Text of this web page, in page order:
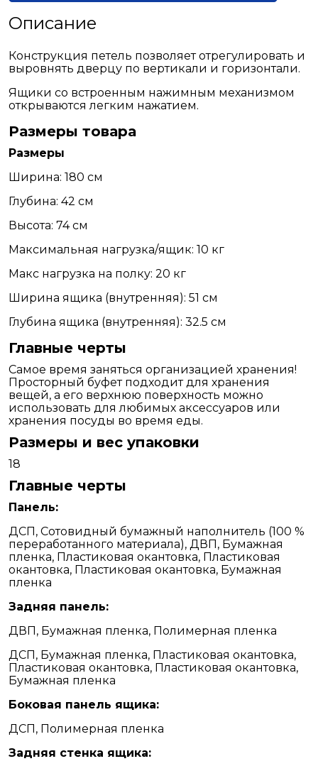
Описание
Конструкция петель позволяет отрегулировать и
выровнять дверцу по вертикали и горизонтали.
Ящики со встроенным нажимным механизмом
открываются легким нажатием.
Размеры товара
Размеры
Ширина: 180 см
Глубина: 42 см
Высота: 74 см
Максимальная нагрузка/ящик: 10 кг
Макс нагрузка на полку: 20 кг
Ширина ящика (внутренняя): 51 см
Глубина ящика (внутренняя): 32.5 см
Главные черты
Самое время заняться организацией хранения!
Просторный буфет подходит для хранения
вещей, а его верхнюю поверхность можно
использовать для любимых аксессуаров или
хранения посуды во время еды.
Размеры и вес упаковки
18
Главные черты
Панель:
ДСП, Сотовидный бумажный наполнитель (100 %
переработанного материала), ДВП, Бумажная
пленка, Пластиковая окантовка, Пластиковая
окантовка, Пластиковая окантовка, Бумажная
пленка
Задняя панель:
ДВП, Бумажная пленка, Полимерная пленка
ДСП, Бумажная пленка, Пластиковая окантовка,
Пластиковая окантовка, Пластиковая окантовка,
Бумажная пленка
Боковая панель ящика:
ДСП, Полимерная пленка
Задняя стенка ящика: